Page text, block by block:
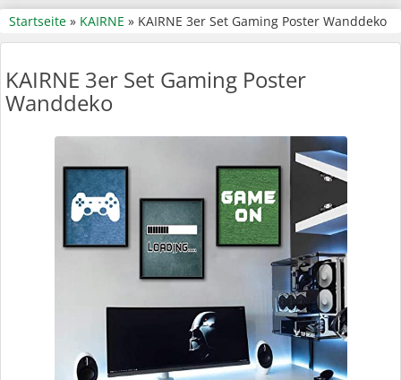
Startseite » KAIRNE » KAIRNE 3er Set Gaming Poster Wanddeko
KAIRNE 3er Set Gaming Poster
Wanddeko